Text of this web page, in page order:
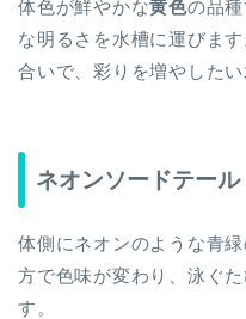
体色が鮮やかな黄色の品
な明るさを水槽に運びま
合いで、彩りを増やしたい
ネオンソードテール
体側にネオンのような青
方で色味が変わり、泳ぐ
す。